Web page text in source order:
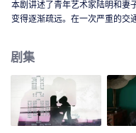
本剧讲述了青年艺术家陆明和妻
变得逐渐疏远。在一次严重的交
悔不当初，并重新续写了小说结
剧集